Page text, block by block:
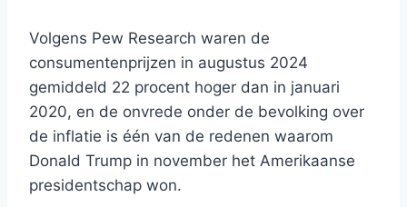
Volgens Pew Research waren de
consumentenprijzen in augustus 2024
gemiddeld 22 procent hoger dan in januari
2020, en de onvrede onder de bevolking over
de inflatie is één van de redenen waarom
Donald Trump in november het Amerikaanse
presidentschap won.